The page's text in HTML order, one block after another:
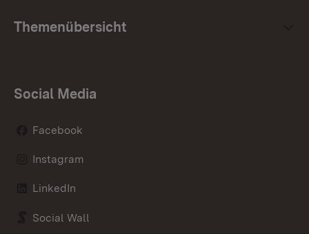
Themenübersicht
Social Media
Facebook
Instagram
LinkedIn
Social Wall